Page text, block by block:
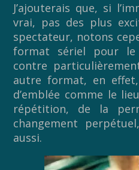
J’ajouterais que, si
vrai, pas des plus
spectateur, notons
format sériel pour
contre
autre format, en
d’emblée comme le
répétition, de la
changement
aussi.